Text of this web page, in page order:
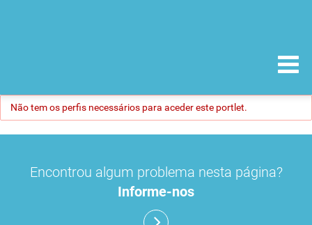
Não tem os perfis necessários para aceder este portlet.
Encontrou algum problema nesta página?
Informe-nos